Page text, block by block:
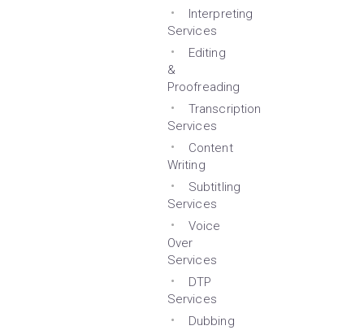
Interpreting
Services
Editing
&
Proofreading
Transcription
Services
Content
Writing
Subtitling
Services
Voice
Over
Services
DTP
Services
Dubbing